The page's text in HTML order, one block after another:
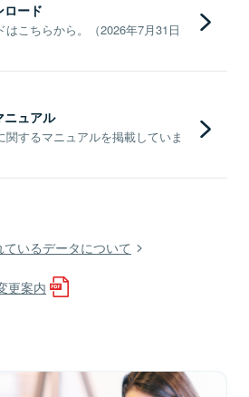
ロード
こちらから。（2026年7月31日
ニュアル
するマニュアルを掲載していま
いるデータについて
更案内